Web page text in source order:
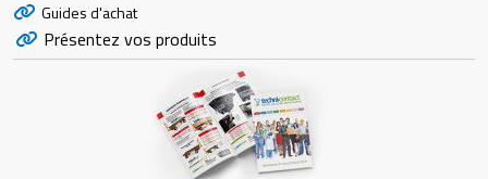
Guides d'achat
Présentez vos produits